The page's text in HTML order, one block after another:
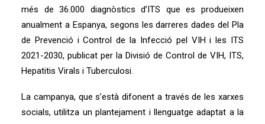
més de 36.000 diagnòstics d’ITS que es produeixen
anualment a Espanya, segons les darreres dades del Pla
de Prevenció i Control de la Infecció pel VIH i les ITS
2021-2030, publicat per la Divisió de Control de VIH, ITS,
Hepatitis Virals i Tuberculosi.
La campanya, que s’està difonent a través de les xarxes
socials, utilitza un plantejament i llenguatge adaptat a la